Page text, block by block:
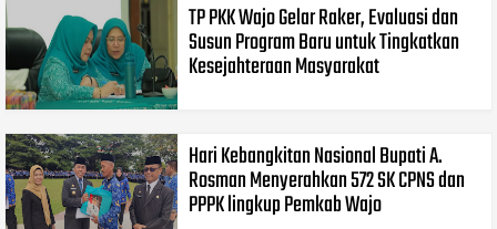
TP PKK Wajo Gelar Raker, Evaluasi dan
Susun Program Baru untuk Tingkatkan
Kesejahteraan Masyarakat
Hari Kebangkitan Nasional Bupati A.
Rosman Menyerahkan 572 SK CPNS dan
PPPK lingkup Pemkab Wajo